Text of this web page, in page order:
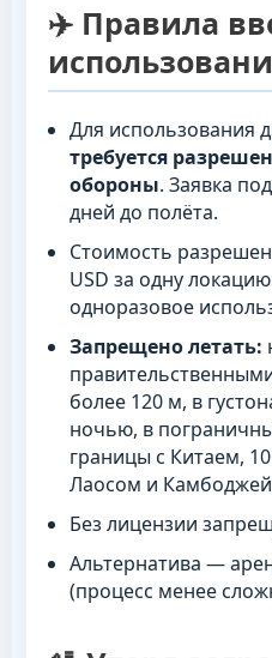
✈️ Правила
Для использования
требуется
обороны. Заявка
дней до полёта.
Стоимость
USD за одну
одноразовое
Запрещено летать:
более 120 м, в
ночью, в
границы с Китаем,
Лаосом и
Без лицензии
Альтернатива —
(процесс менее